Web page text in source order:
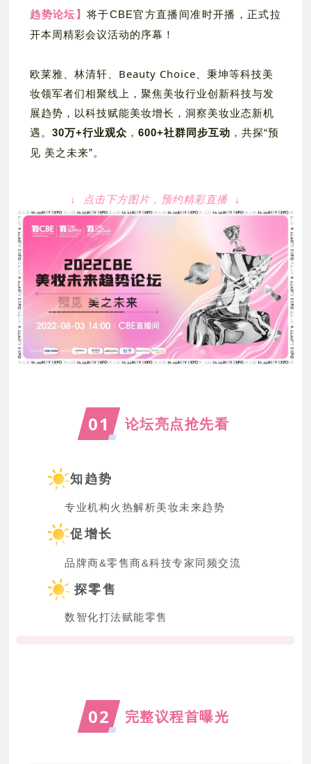
趋势论坛】将于CBE官方直播间准时开播，正式拉
开本周精彩会议活动的序幕！
欧莱雅、林清轩、Beauty Choice、秉坤等科技美
妆领军者们相聚线上，聚焦美妆行业创新科技与发
展趋势，以科技赋能美妆增长，洞察美妆业态新机
遇。30万+行业观众 ，600+社群同步互动 ，共探“预
见 美之未来”。
↓ 点击下方图片，预约精彩直播 ↓
01 论坛亮点抢先看
知趋势
专业机构火热解析美妆未来趋势
促增长
品牌商&零售商&科技专家同频交流
探零售
数智化打法赋能零售
02 完整议程首曝光